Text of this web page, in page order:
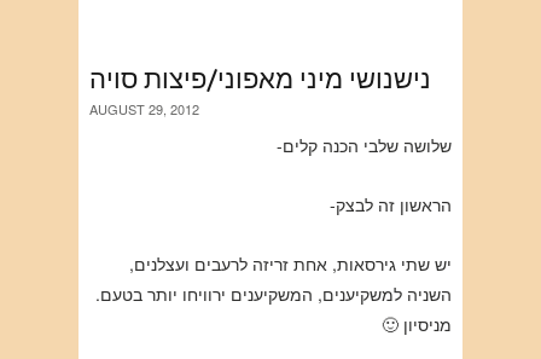
נישנושי מיני מאפוני/פיצות סויה
AUGUST 29, 2012
שלושה שלבי הכנה קלים-
הראשון זה לבצק-
יש שתי גירסאות, אחת זריזה לרעבים ועצלנים,
השניה למשקיענים, המשקיענים ירוויחו יותר בטעם.
מניסיון 🙂